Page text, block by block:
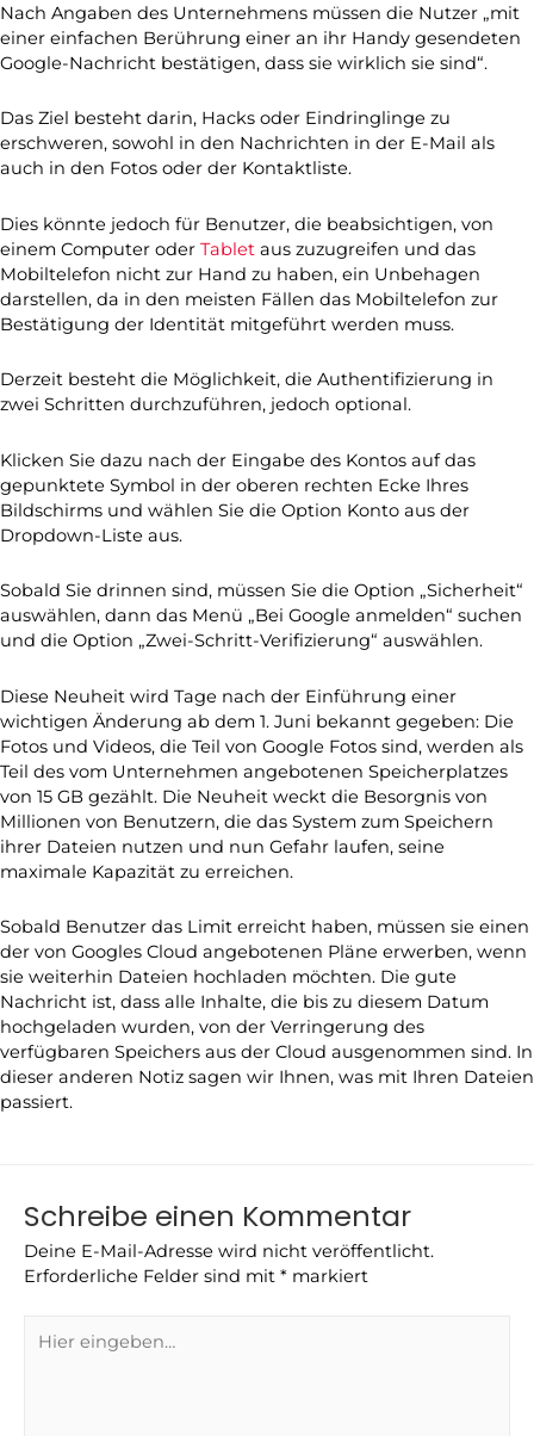
Nach Angaben des Unternehmens müssen die Nutzer „mit
einer einfachen Berührung einer an ihr Handy gesendeten
Google-Nachricht bestätigen, dass sie wirklich sie sind“.
Das Ziel besteht darin, Hacks oder Eindringlinge zu
erschweren, sowohl in den Nachrichten in der E-Mail als
auch in den Fotos oder der Kontaktliste.
Dies könnte jedoch für Benutzer, die beabsichtigen, von
einem Computer oder Tablet aus zuzugreifen und das
Mobiltelefon nicht zur Hand zu haben, ein Unbehagen
darstellen, da in den meisten Fällen das Mobiltelefon zur
Bestätigung der Identität mitgeführt werden muss.
Derzeit besteht die Möglichkeit, die Authentifizierung in
zwei Schritten durchzuführen, jedoch optional.
Klicken Sie dazu nach der Eingabe des Kontos auf das
gepunktete Symbol in der oberen rechten Ecke Ihres
Bildschirms und wählen Sie die Option Konto aus der
Dropdown-Liste aus.
Sobald Sie drinnen sind, müssen Sie die Option „Sicherheit“
auswählen, dann das Menü „Bei Google anmelden“ suchen
und die Option „Zwei-Schritt-Verifizierung“ auswählen.
Diese Neuheit wird Tage nach der Einführung einer
wichtigen Änderung ab dem 1. Juni bekannt gegeben: Die
Fotos und Videos, die Teil von Google Fotos sind, werden als
Teil des vom Unternehmen angebotenen Speicherplatzes
von 15 GB gezählt. Die Neuheit weckt die Besorgnis von
Millionen von Benutzern, die das System zum Speichern
ihrer Dateien nutzen und nun Gefahr laufen, seine
maximale Kapazität zu erreichen.
Sobald Benutzer das Limit erreicht haben, müssen sie einen
der von Googles Cloud angebotenen Pläne erwerben, wenn
sie weiterhin Dateien hochladen möchten. Die gute
Nachricht ist, dass alle Inhalte, die bis zu diesem Datum
hochgeladen wurden, von der Verringerung des
verfügbaren Speichers aus der Cloud ausgenommen sind. In
dieser anderen Notiz sagen wir Ihnen, was mit Ihren Dateien
passiert.
Schreibe einen Kommentar
Deine E-Mail-Adresse wird nicht veröffentlicht.
Erforderliche Felder sind mit * markiert